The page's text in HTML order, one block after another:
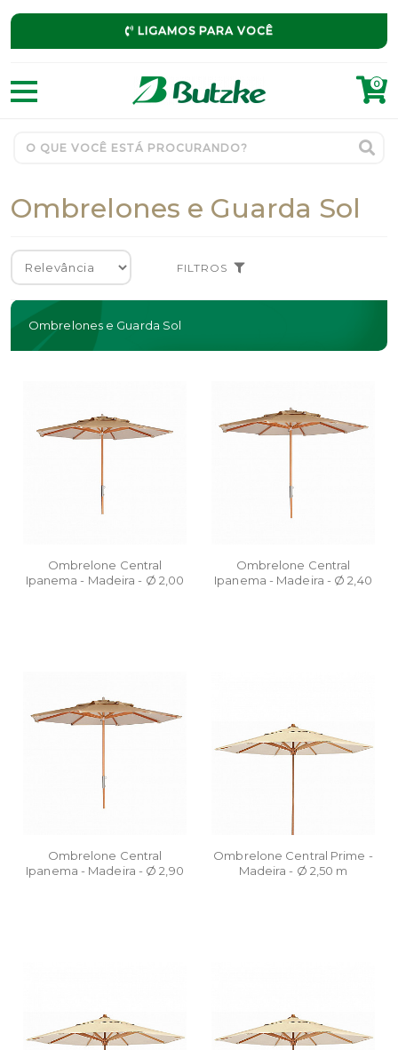
LIGAMOS PARA VOCÊ
0
Ombrelones e Guarda Sol
FILTROS
Ombrelones e Guarda Sol
Ombrelone Central
Ipanema - Madeira - Ø 2,00
Ombrelone Central
Ipanema - Madeira - Ø 2,40
Ombrelone Central
Ipanema - Madeira - Ø 2,90
Ombrelone Central Prime -
Madeira - Ø 2,50 m